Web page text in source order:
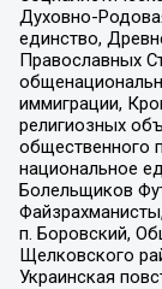
Духовно-
единство,
Православных
иммиграции,
религиозных
общественного
национальное
Болельщиков
п. Боровский,
Щелковского
Украинская